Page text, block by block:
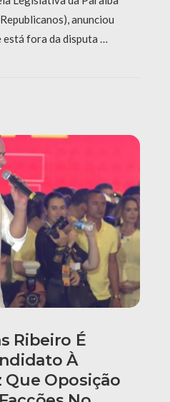
anunciou
fora da disputa …
Ribeiro É
À
Que Oposição